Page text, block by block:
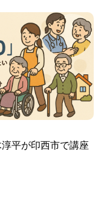
淳平が印西市で講座